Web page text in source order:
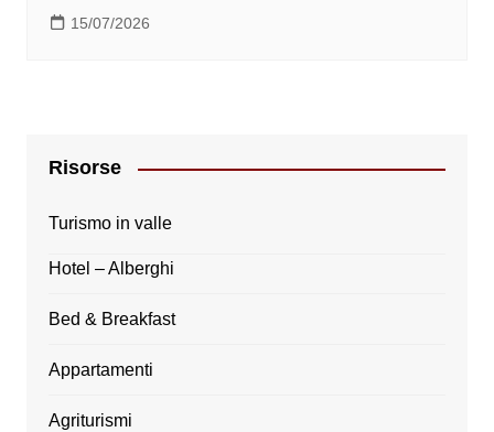
15/07/2026
Risorse
Turismo in valle
Hotel – Alberghi
Bed & Breakfast
Appartamenti
Agriturismi